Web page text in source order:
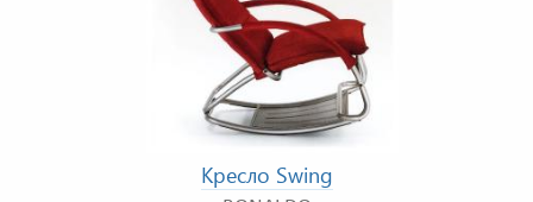
Кресло Swing